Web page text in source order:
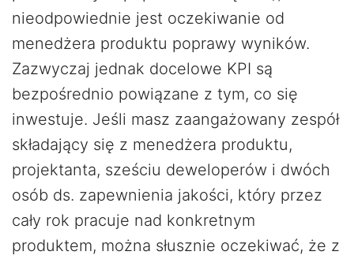
nieodpowiednie jest oczekiwanie od
menedżera produktu poprawy wyników.
Zazwyczaj jednak docelowe KPI są
bezpośrednio powiązane z tym, co się
inwestuje. Jeśli masz zaangażowany zespół
składający się z menedżera produktu,
projektanta, sześciu deweloperów i dwóch
osób ds. zapewnienia jakości, który przez
cały rok pracuje nad konkretnym
produktem, można słusznie oczekiwać, że z